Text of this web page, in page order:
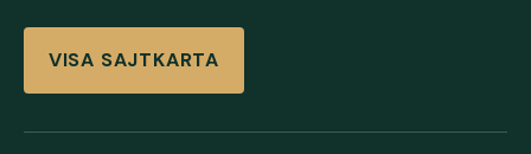
VISA SAJTKARTA